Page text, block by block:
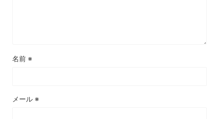
名前 ※
メール ※